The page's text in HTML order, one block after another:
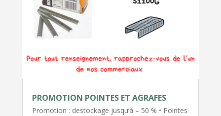
PROMOTION POINTES ET AGRAFES
Promotion : destockage jusqu’à – 50 % • Pointes